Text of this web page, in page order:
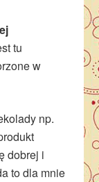
tu
w
np.
dobrej i
to dla mnie